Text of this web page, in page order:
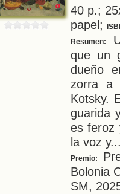
40 p.;
papel;
Resumen:
que un
dueño
zorra a
Kotsky.
guarida
es feroz
la voz y
Premio:
Bolonia
SM,